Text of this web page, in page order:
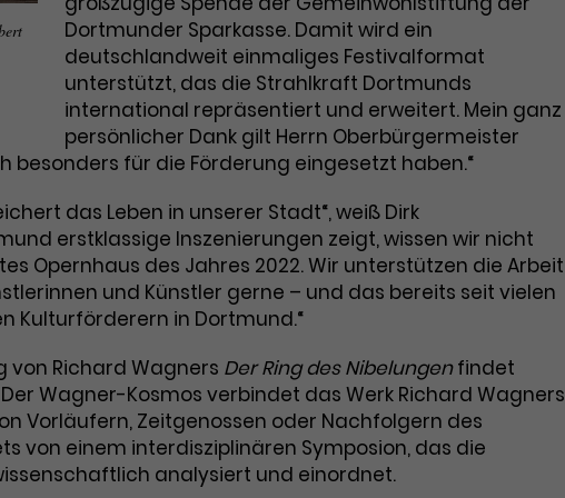
Zugang zu geschützten Bereichen
gewährt.
Name cookie_optin
Laufzeit 1 Monat
Zweck
Enthält die gewählten Tracking-Optin-
Einstellungen.
Laufzeit 2 Jahre
Zweck
Dieses Cookie wird von Google Analytics
installiert. Das Cookie wird verwendet, um
Besucher*innen-, Sitzungs- und
Kampagnendaten zu berechnen und die
Nutzung der Website für den
Die Cookies speichern Informationen
anonym und weisen eine zufallsgenerierte
Nummer zu, um Besuche zu erkennen.
Name _gid
Anbieter Google Analytics
Laufzeit 1 Tag
Diese Gruppe beinhaltet alle Scripte, die es uns
ermöglichen die Leistung unserer Werbekampagnen zu
analysieren und Conversions zu messen. Außerdem
helfen sie uns dabei Werbeanzeigen und Inhalte besser
auf die Interessen unserer Nutzer abzustimmen.
Name
_gcl_au
Anbieter Google Ads
Laufzeit 3 Monate
Zweck
Wird von Google verwendet, um die
Effizienz von Werbeanzeigen zu messen
Cookie hilft dabei nachzuvollziehen, ob
Nutzer über Google-Anzeigen auf unsere
Website gelangt sind.
Cookie-Informationen
Dortmunder Sparkasse. Damit wird ein
deutschlandweit einmaliges Festivalformat
unterstützt, das die Strahlkraft Dortmunds
international repräsentiert und erweitert. Mein ganz
persönlicher Dank gilt Herrn Oberbürgermeister
besonders für die Förderung eingesetzt haben.“
das Leben in unserer Stadt“, weiß Dirk
erstklassige Inszenierungen zeigt, wissen wir nicht
Opernhaus des Jahres 2022. Wir unterstützen die Arbeit
und Künstler gerne – und das bereits seit vielen
Kulturförderern in Dortmund.“
von Richard Wagners Der Ring des Nibelungenfindet
Wagner-Kosmos verbindet das Werk Richard Wagners
Vorläufern, Zeitgenossen oder Nachfolgern des
von einem interdisziplinären Symposion, das die
analysiert und einordnet.